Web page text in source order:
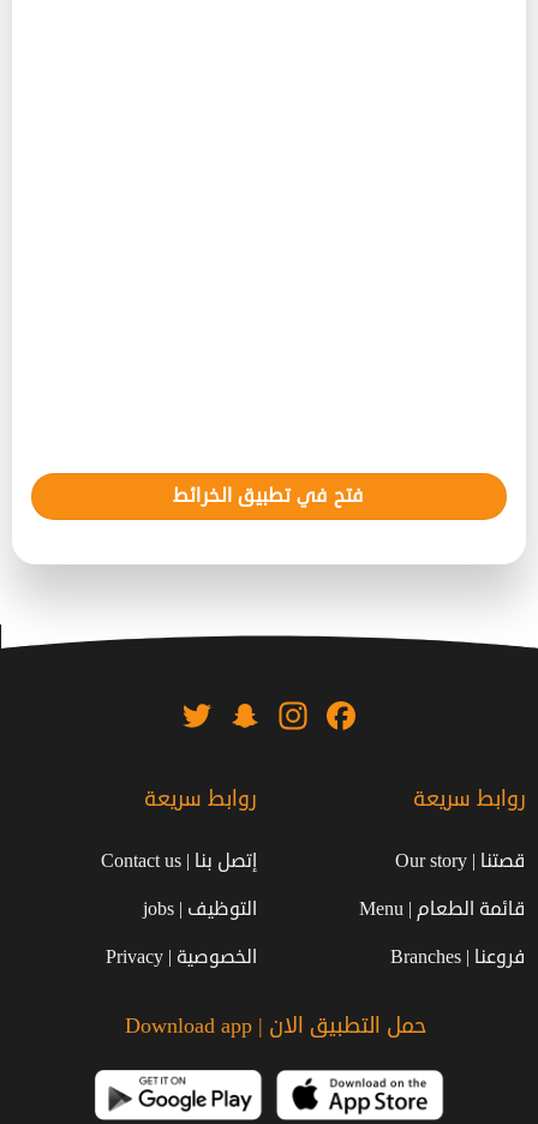
فتح في تطبيق الخرائط
Facebook
Instagram
Snapchat
روابط سريعة
قصتنا | Our story
قائمة الطعام | Menu
فروعنا | Branches
روابط سريعة
إتصل بنا | Contact us
التوظيف | jobs
الخصوصية | Privacy
حمل التطبيق الان | Download app